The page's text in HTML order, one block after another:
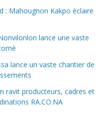
: Mahougnon Kakpo éclaire
lance une vaste
lance un vaste chantier de
ravit producteurs, cadres et
RA.CO.NA